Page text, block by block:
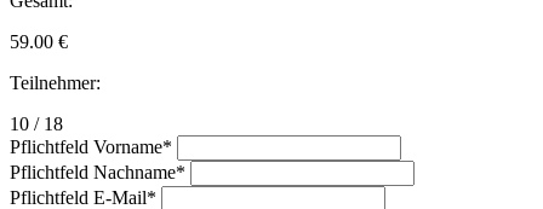
59.00 €
Teilnehmer:
10 / 18
Pflichtfeld Vorname*
Pflichtfeld Nachname*
Pflichtfeld E-Mail*